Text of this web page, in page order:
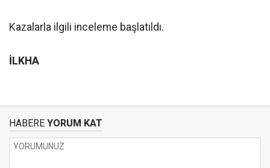
Kazalarla ilgili inceleme başlatıldı.
İLKHA
HABERE YORUM KAT